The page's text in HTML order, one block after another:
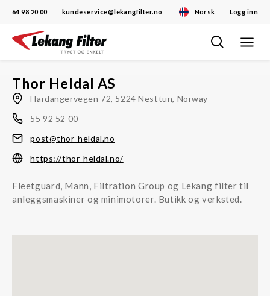
Norsk Logg inn
64 98 20 00 kundeservice@lekangfilter.no
Skip
content
Toggle
Thor Heldal AS
Hardangervegen 72, 5224 Nesttun, Norway
55 92 52 00
post@thor-heldal.no
https://thor-heldal.no/
Fleetguard, Mann, Filtration Group og Lekang filter til
anleggsmaskiner og minimotorer. Butikk og verksted.